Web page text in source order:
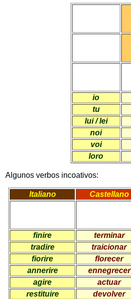
io
tu
lui / lei
noi
voi
loro
Algunos verbos incoativos:
Italiano Castellano
finire terminar
tradire
traicionar
fiorire
florecer
annerire
ennegrecer
agire
actuar
restituire
devolver